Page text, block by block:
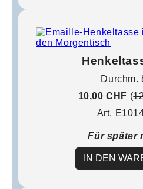
Durchm.
10,00 CHF (
Art.
Für später
IN DEN